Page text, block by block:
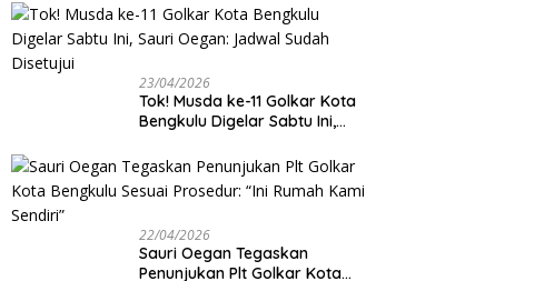
Jangan Asbun!
23/04/2026
‎Tok! Musda ke-11 Golkar Kota
Bengkulu Digelar Sabtu Ini,
Disetujui
22/04/2026
Sauri Oegan Tegaskan
Penunjukan Plt Golkar Kota